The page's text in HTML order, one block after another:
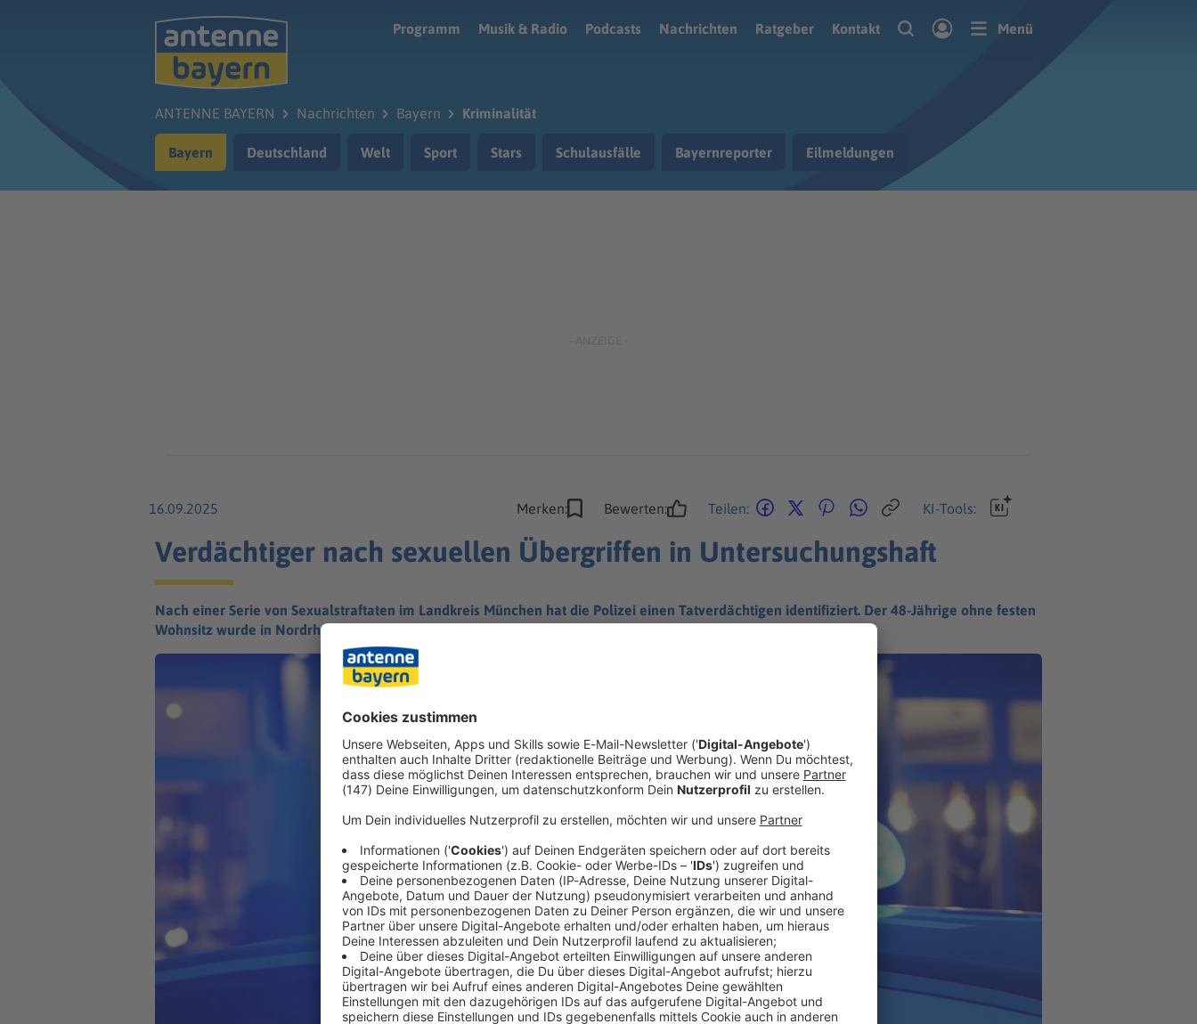
Programm
Musik & Radio Podcasts Nachrichten Ratgeber Kontakt Menü
ANTENNE BAYERN Nachrichten Bayern Kriminalität
Bayern Deutschland Welt Sport Stars Schulausfälle Bayernreporter Eilmeldungen
16.09.2025 Merken: Bewerten: Teilen: KI-Tools:
Verdächtiger nach sexuellen Übergriffen in Untersuchungshaft
Nach einer Serie von Sexualstraftaten im Landkreis München hat die Polizei einen Tatverdächtigen identifiziert. Der 48-Jährige ohne festen
Wohnsitz wurde in Nordrhein-Westfalen gefasst.